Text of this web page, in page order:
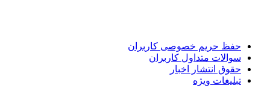
حفظ حریم خصوصی کاربران
سوالات متداول کاربران
حقوق انتشار اخبار
تبلیغات ویژه